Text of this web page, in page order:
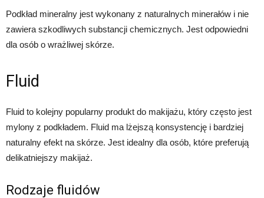
Podkład mineralny jest wykonany z naturalnych minerałów i nie
zawiera szkodliwych substancji chemicznych. Jest odpowiedni
dla osób o wrażliwej skórze.
Fluid
Fluid to kolejny popularny produkt do makijażu, który często jest
mylony z podkładem. Fluid ma lżejszą konsystencję i bardziej
naturalny efekt na skórze. Jest idealny dla osób, które preferują
delikatniejszy makijaż.
Rodzaje fluidów